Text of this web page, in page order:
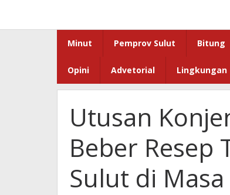
konten
Minut Pemprov Sulut Bitung
Opini Advetorial Lingkungan
Utusan
Beber Resep
Sulut di